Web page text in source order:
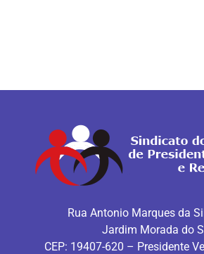
Rua Antonio Marques da
Jardim Morada do
CEP: 19407-620 – Presidente